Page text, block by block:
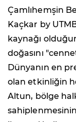
Çamlıhemşin
Kaçkar by
kaynağı
doğasını
Dünyanın en
olan etkinliğin
Altun, bölge